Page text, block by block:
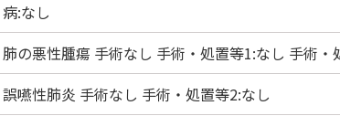
病:なし
肺の悪性腫瘍 手術なし 手術・処置等1:なし 手術・
誤嚥性肺炎 手術なし 手術・処置等2:なし